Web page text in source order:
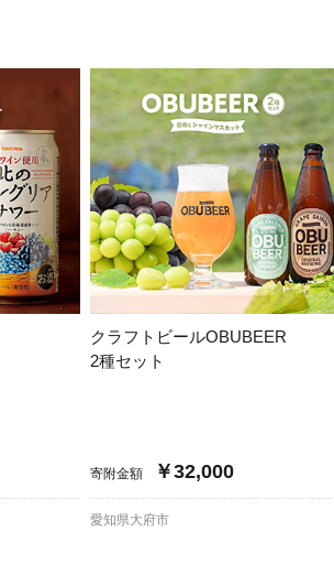
クラフトビールOBUBEER
2種セット
寄附金額 ￥32,000
愛知県大府市